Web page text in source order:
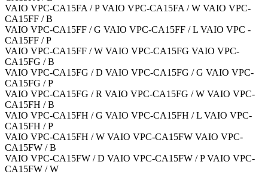
VAIO VPC-CA15FA / P VAIO VPC-CA15FA / W VAIO VPC-
CA15FF / B
VAIO VPC-CA15FF / G VAIO VPC-CA15FF / L VAIO VPC -
CA15FF / P
VAIO VPC-CA15FF / W VAIO VPC-CA15FG VAIO VPC-
CA15FG / B
VAIO VPC-CA15FG / D VAIO VPC-CA15FG / G VAIO VPC-
CA15FG / P
VAIO VPC-CA15FG / R VAIO VPC-CA15FG / W VAIO VPC-
CA15FH / B
VAIO VPC-CA15FH / G VAIO VPC-CA15FH / L VAIO VPC-
CA15FH / P
VAIO VPC-CA15FH / W VAIO VPC-CA15FW VAIO VPC-
CA15FW / B
VAIO VPC-CA15FW / D VAIO VPC-CA15FW / P VAIO VPC-
CA15FW / W